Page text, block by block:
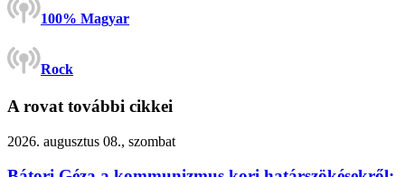
100% Magyar
Rock
A rovat további cikkei
2026. augusztus 08., szombat